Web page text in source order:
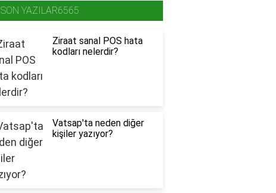
SON YAZILAR6565
Ziraat sanal POS hata
kodları nelerdir?
Vatsap'ta neden diğer
kişiler yazıyor?